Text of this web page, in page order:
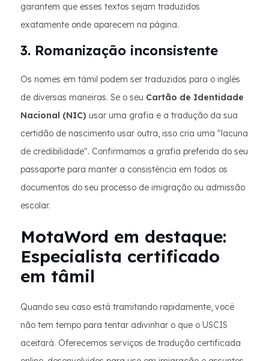
garantem que esses textos sejam traduzidos
exatamente onde aparecem na página.
3. Romanização inconsistente
Os nomes em tâmil podem ser traduzidos para o inglês
de diversas maneiras. Se o seu Cartão de Identidade
Nacional (NIC) usar uma grafia e a tradução da sua
certidão de nascimento usar outra, isso cria uma "lacuna
de credibilidade". Confirmamos a grafia preferida do seu
passaporte para manter a consistência em todos os
documentos do seu processo de imigração ou admissão
escolar.
MotaWord em destaque:
Especialista certificado
em tâmil
Quando seu caso está tramitando rapidamente, você
não tem tempo para tentar adivinhar o que o USCIS
aceitará. Oferecemos serviços de tradução certificada